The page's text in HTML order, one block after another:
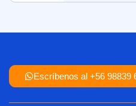
Escríbenos al +56 98839